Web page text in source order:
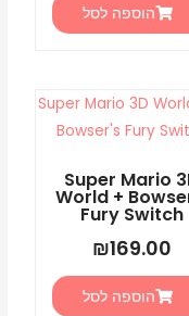
הוספה לסל
Super Mario
World +
Fury Switch
₪169.00
הוספה לסל